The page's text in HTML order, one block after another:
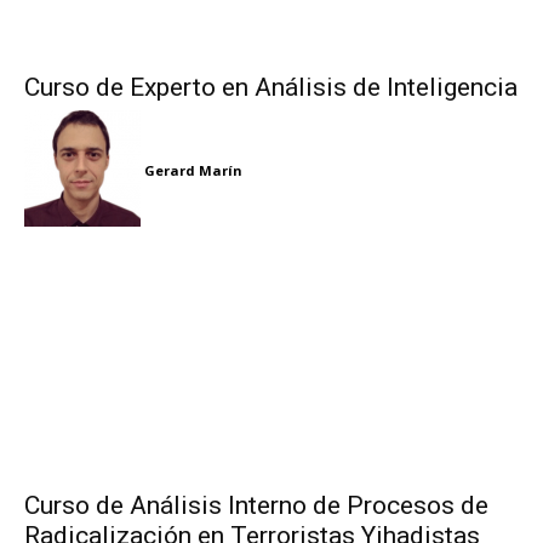
Curso de Experto en Análisis de Inteligencia
Gerard Marín
Curso de Análisis Interno de Procesos de
Radicalización en Terroristas Yihadistas